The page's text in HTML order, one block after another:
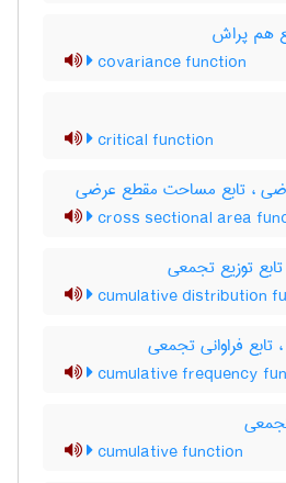
هم پراش
covariance function
critical function
، تابع مساحت مقطع عرضی
cross sectional area
توزیع تجمعی
cumulative distribution
تابع فراوانی تجمعی
cumulative frequency
cumulative function